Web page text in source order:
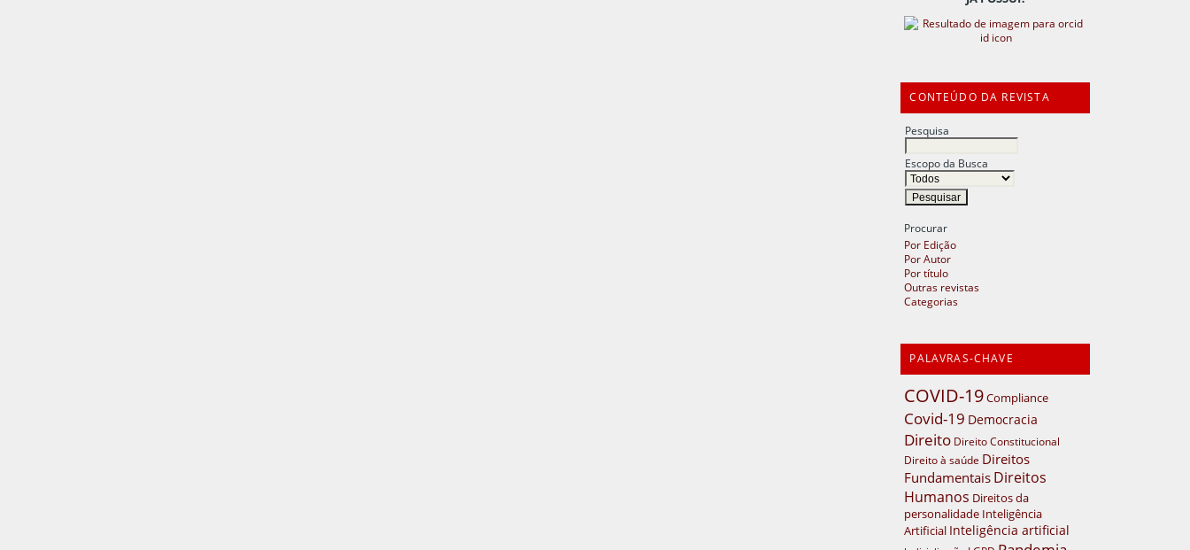
CONTEÚDO DA REVISTA
Pesquisa
Escopo da Busca
Procurar
Por Edição
Por Autor
Por título
Outras revistas
Categorias
PALAVRAS-CHAVE
COVID-19Compliance
Covid-19 Democracia
Direito Direito Constitucional
Direito à saúde Direitos
Fundamentais Direitos
Humanos Direitos da
personalidade Inteligência
Artificial Inteligência artificial